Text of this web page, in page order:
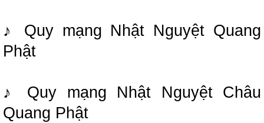
♪ Quy mạng Nhật Nguyệt Quang
Phật
♪ Quy mạng Nhật Nguyệt Châu
Quang Phật